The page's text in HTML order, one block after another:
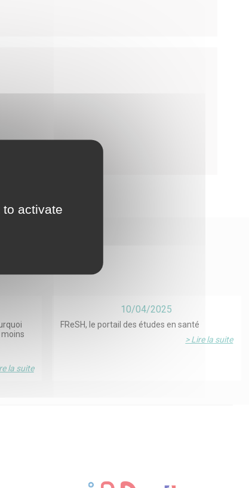
la suite
10/04/2025
FReSH, le portail des études en santé
> Lire la suite
activate